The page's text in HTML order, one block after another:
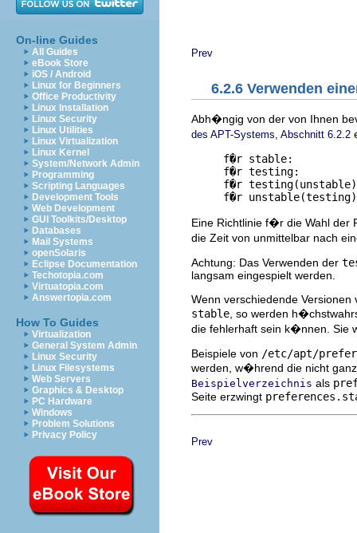
On-line Guides
All Guides
eBook Store
iOS / Android
Linux for Beginners
Office Productivity
Linux Installation
Linux Security
Linux Utilities
Linux Virtualization
Linux Kernel
System/Network Admin
Programming
Scripting Languages
Development Tools
Web Development
GUI Toolkits/Desktop
Databases
Mail Systems
openSolaris
Eclipse Documentation
Techotopia.com
Virtuatopia.com
Answertopia.com
How To Guides
Virtualization
General System Admin
Linux Security
Linux Filesystems
Web Servers
Graphics & Desktop
PC Hardware
Windows
Problem Solutions
Privacy Policy
Prev
6.2.6 Verwenden
Abh�ngig von der von Ihnen
des APT-Systems, Abschnitt 6.2.2
f�r stable:
f�r testing:
f�r
Eine Richtlinie f�r die Wahl der
die Zeit von unmittelbar nach
Achtung: Das Verwenden der
langsam eingespielt werden.
Wenn verschiedende
stable , so werden
die fehlerhaft sein k�nnen. Sie
Beispiele von /etc/apt/
werden, w�hrend die nicht
Beispielverzeichnis als
Seite erzwingt
Prev